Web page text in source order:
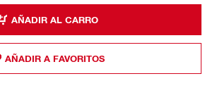
AÑADIR AL CARRO
AÑADIR A FAVORITOS